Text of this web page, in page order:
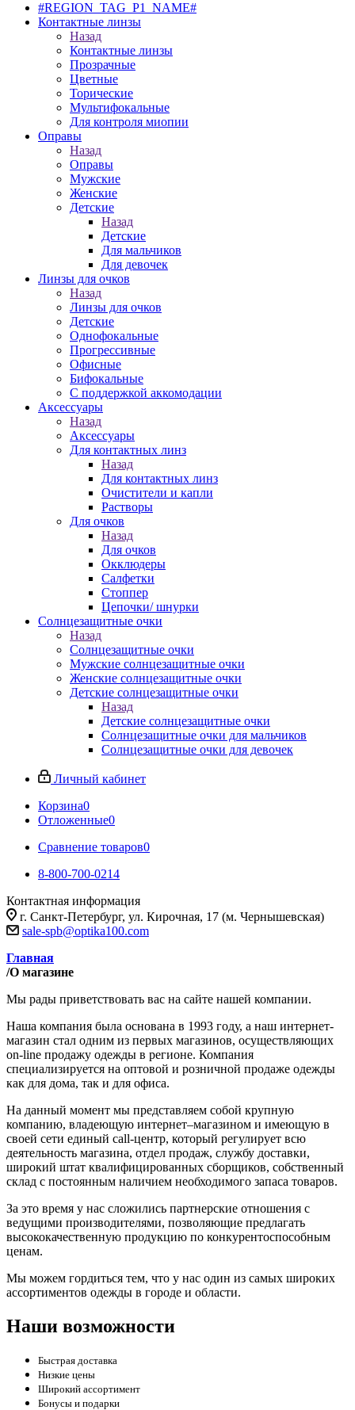
#REGION_TAG_P1_NAME#
Контактные линзы
Назад
Контактные линзы
Прозрачные
Цветные
Торические
Мультифокальные
Для контроля миопии
Оправы
Назад
Оправы
Мужские
Женские
Детские
Назад
Детские
Для мальчиков
Для девочек
Линзы для очков
Назад
Линзы для очков
Детские
Однофокальные
Прогрессивные
Офисные
Бифокальные
С поддержкой аккомодации
Аксессуары
Назад
Аксессуары
Для контактных линз
Назад
Для контактных линз
Очистители и капли
Растворы
Для очков
Назад
Для очков
Окклюдеры
Салфетки
Стоппер
Цепочки/ шнурки
Солнцезащитные очки
Назад
Солнцезащитные очки
Мужские солнцезащитные очки
Женские солнцезащитные очки
Детские солнцезащитные очки
Назад
Детские солнцезащитные очки
Солнцезащитные очки для мальчиков
Солнцезащитные очки для девочек
Личный кабинет
Корзина0
Отложенные0
Сравнение товаров0
8-800-700-0214
Контактная информация
г. Санкт-Петербург, ул. Кирочная, 17 (м. Чернышевская)
sale-spb@optika100.com
Главная
/О магазине
Мы рады приветствовать вас на сайте нашей компании.
Наша компания была основана в 1993 году, а наш интернет-
магазин стал одним из первых магазинов, осуществляющих
on-line продажу одежды в регионе. Компания
специализируется на оптовой и розничной продаже одежды
как для дома, так и для офиса.
На данный момент мы представляем собой крупную
компанию, владеющую интернет–магазином и имеющую в
своей сети единый call-центр, который регулирует всю
деятельность магазина, отдел продаж, службу доставки,
широкий штат квалифицированных сборщиков, собственный
склад c постоянным наличием необходимого запаса товаров.
За это время у нас сложились партнерские отношения с
ведущими производителями, позволяющие предлагать
высококачественную продукцию по конкурентоспособным
ценам.
Мы можем гордиться тем, что у нас один из самых широких
ассортиментов одежды в городе и области.
Наши возможности
Быстрая доставка
Низкие цены
Широкий ассортимент
Бонусы и подарки